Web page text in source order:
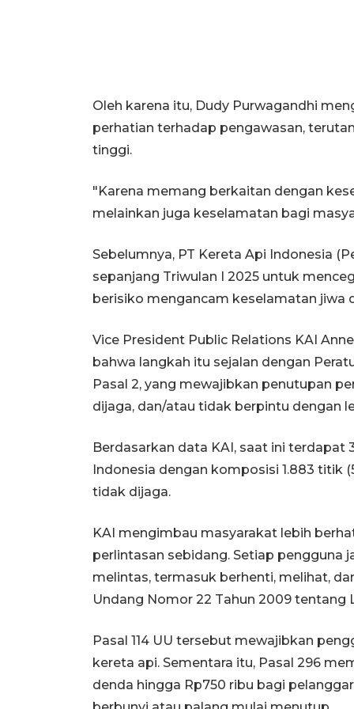
Oleh karena itu, Dudy Purwagandhi
perhatian terhadap pengawasan,
tinggi.
"Karena memang berkaitan dengan
melainkan juga keselamatan bagi
Sebelumnya, PT Kereta Api Indonesia
sepanjang Triwulan I 2025 untuk
berisiko mengancam keselamatan jiwa
Vice President Public Relations KAI
bahwa langkah itu sejalan dengan
Pasal 2, yang mewajibkan penutupan
dijaga, dan/atau tidak berpintu dengan
Berdasarkan data KAI, saat ini
Indonesia dengan komposisi 1.883 titik
tidak dijaga.
KAI mengimbau masyarakat lebih
perlintasan sebidang. Setiap pengguna
melintas, termasuk berhenti, melihat,
Undang Nomor 22 Tahun 2009 tentang
Pasal 114 UU tersebut mewajibkan
kereta api. Sementara itu, Pasal 296
denda hingga Rp750 ribu bagi